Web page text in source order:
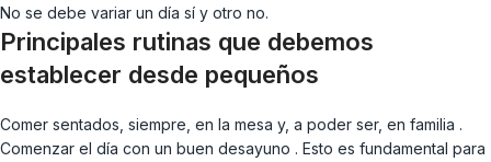
No se debe variar un día sí y otro no.
Principales rutinas que debemos
establecer desde pequeños
Comer sentados, siempre, en la mesa y, a poder ser, en familia .
Comenzar el día con un buen desayuno . Esto es fundamental para